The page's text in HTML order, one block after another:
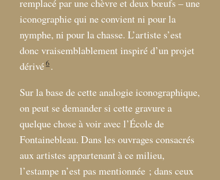
remplacé par une chèvre et deux bœufs – une
iconographie qui ne convient ni pour la
nymphe, ni pour la chasse. L’artiste s’est
donc vraisemblablement inspiré d’un projet
dérivé6 .
Sur la base de cette analogie iconographique,
on peut se demander si cette gravure a
quelque chose à voir avec l’École de
Fontainebleau. Dans les ouvrages consacrés
aux artistes appartenant à ce milieu,
l’estampe n’est pas mentionnée ; dans ceux